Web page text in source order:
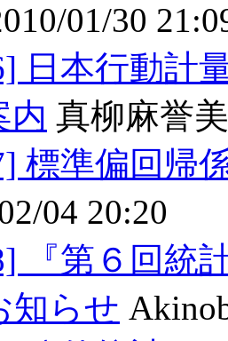
01/30
日本行動計
真柳麻誉
標準偏回帰
04 20:20
『第６回統
知らせ